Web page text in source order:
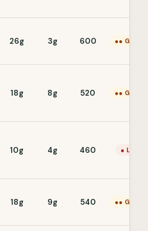
26g 3g 600 ●● Gemid.
18g 8g 520 ●● Gemid.
10g 4g 460 ● Laag
18g 9g 540 ●● Gemid.